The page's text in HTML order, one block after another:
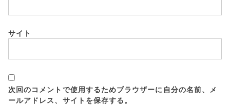
サイト
次回のコメントで使用するためブラウザーに自分の名前、メ
ールアドレス、サイトを保存する。